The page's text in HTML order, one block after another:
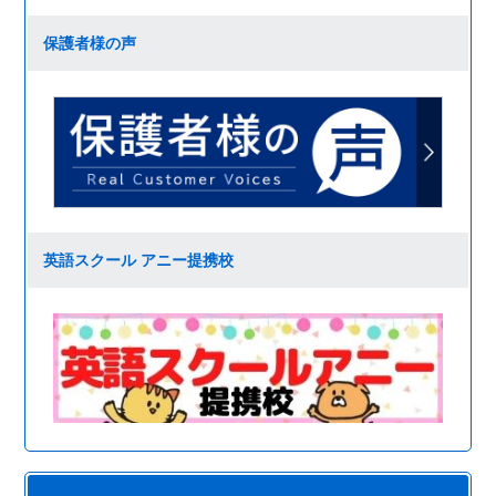
保護者様の声
英語スクール アニー提携校